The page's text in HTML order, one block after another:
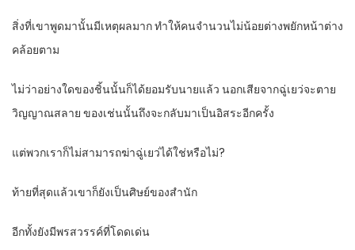
สิ่งที่เขาพูดมานั้นมีเหตุผลมาก ทำให้คนจำนวนไม่น้อยต่างพยักหน้าต่าง
คล้อยตาม
ไม่ว่าอย่างใดของชิ้นนั้นก็ได้ยอมรับนายแล้ว นอกเสียจากฉู่เยว่จะตาย
วิญญาณสลาย ของเช่นนั้นถึงจะกลับมาเป็นอิสระอีกครั้ง
แต่พวกเราก็ไม่สามารถฆ่าฉู่เยว่ได้ใช่หรือไม่?
ท้ายที่สุดแล้วเขาก็ยังเป็นศิษย์ของสำนัก
อีกทั้งยังมีพรสวรรค์ที่โดดเด่น